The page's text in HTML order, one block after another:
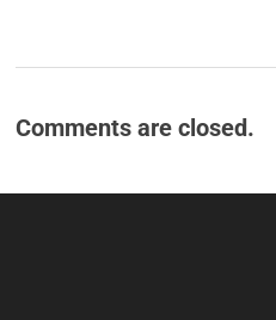
Comments are closed.